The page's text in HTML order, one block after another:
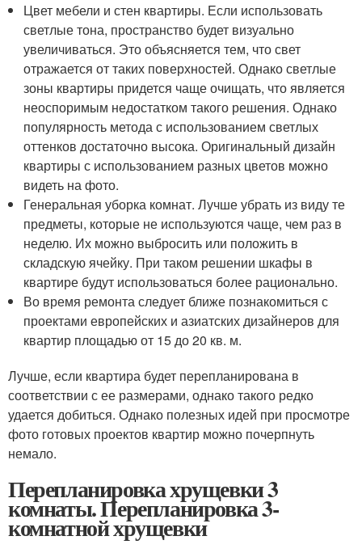
Цвет мебели и стен квартиры. Если использовать
светлые тона, пространство будет визуально
увеличиваться. Это объясняется тем, что свет
отражается от таких поверхностей. Однако светлые
зоны квартиры придется чаще очищать, что является
неоспоримым недостатком такого решения. Однако
популярность метода с использованием светлых
оттенков достаточно высока. Оригинальный дизайн
квартиры с использованием разных цветов можно
видеть на фото.
Генеральная уборка комнат. Лучше убрать из виду те
предметы, которые не используются чаще, чем раз в
неделю. Их можно выбросить или положить в
складскую ячейку. При таком решении шкафы в
квартире будут использоваться более рационально.
Во время ремонта следует ближе познакомиться с
проектами европейских и азиатских дизайнеров для
квартир площадью от 15 до 20 кв. м.
Лучше, если квартира будет перепланирована в
соответствии с ее размерами, однако такого редко
удается добиться. Однако полезных идей при просмотре
фото готовых проектов квартир можно почерпнуть
немало.
Перепланировка хрущевки 3
комнаты. Перепланировка 3-
комнатной хрущевки